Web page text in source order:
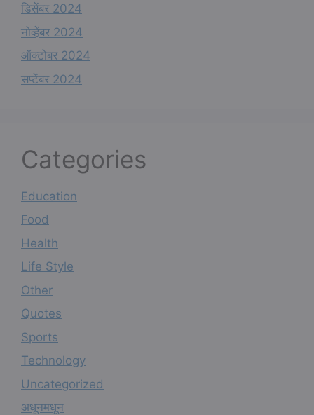
डिसेंबर 2024
नोव्हेंबर 2024
ऑक्टोबर 2024
सप्टेंबर 2024
Categories
Education
Food
Health
Life Style
Other
Quotes
Sports
Technology
Uncategorized
अधूनमधून